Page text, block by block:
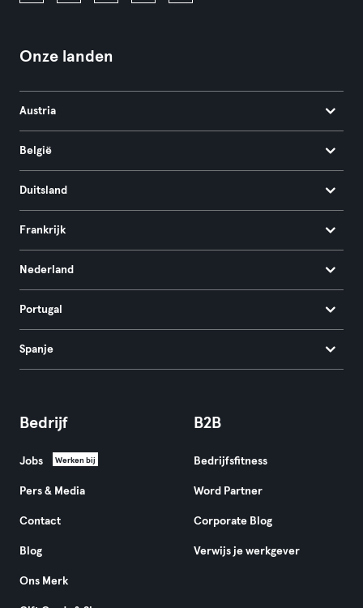
Onze landen
Austria
België
Duitsland
Frankrijk
Nederland
Portugal
Spanje
Bedrijf
Jobs Werken bij
Pers & Media
Contact
Blog
Ons Merk
B2B
Bedrijfsfitness
Word Partner
Corporate Blog
Verwijs je werkgever